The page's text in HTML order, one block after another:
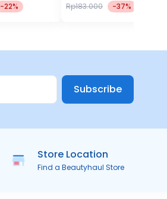
-22% Rp183.000 -37%
Subscribe
Store Location
Find a Beautyhaul Store